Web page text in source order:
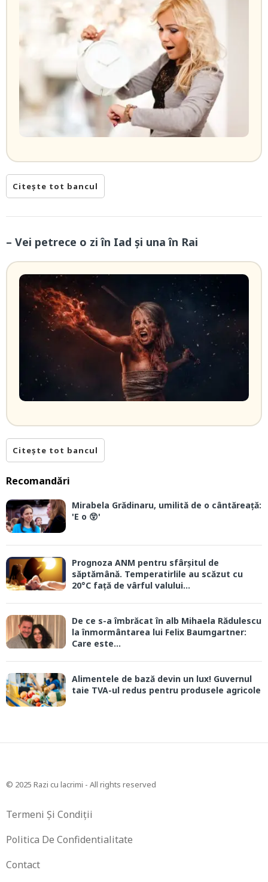
Citește tot bancul
– Vei petrece o zi în Iad şi una în Rai
Citește tot bancul
Recomandări
Mirabela Grădinaru, umilită de o cântăreață:
'E o 😲'
Prognoza ANM pentru sfârșitul de
săptămână. Temperatirlile au scăzut cu
20°C față de vârful valului...
De ce s-a îmbrăcat în alb Mihaela Rădulescu
la înmormântarea lui Felix Baumgartner:
Care este...
Alimentele de bază devin un lux! Guvernul
taie TVA-ul redus pentru produsele agricole
© 2025 Razi cu lacrimi - All rights reserved
Termeni Și Condiții
Politica De Confidentialitate
Contact